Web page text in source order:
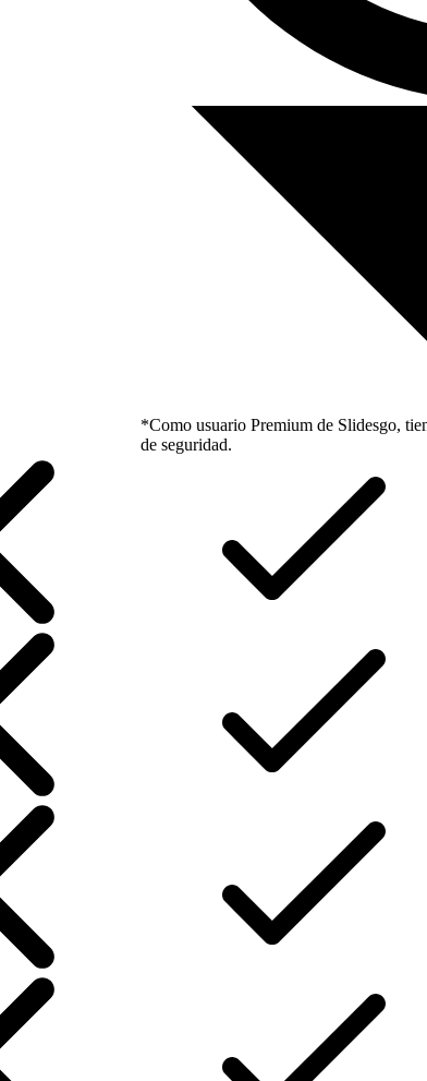
*Como usuario Premium de Slidesgo,
de seguridad.